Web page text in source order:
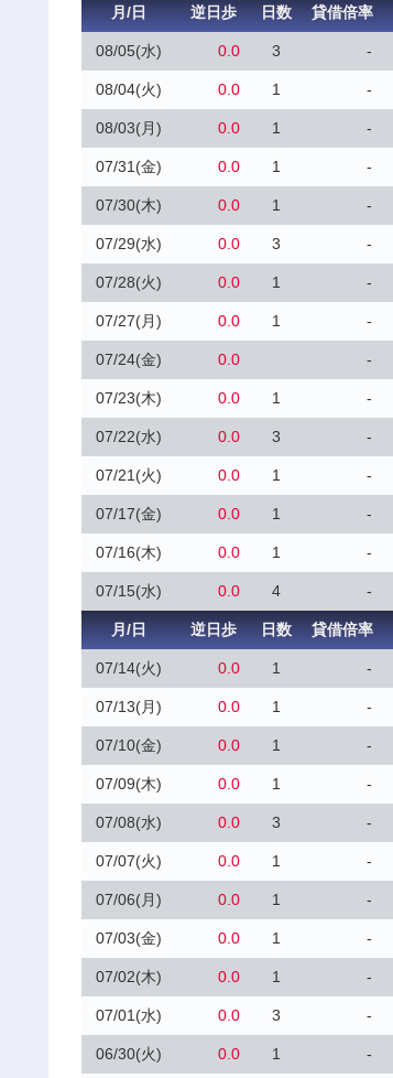
月/日 逆日歩 日数 貸借倍率
08/05(水) 0.0 3 -
08/04(火) 0.0 1 -
08/03(月) 0.0 1 -
07/31(金) 0.0 1 -
07/30(木) 0.0 1 -
07/29(水) 0.0 3 -
07/28(火) 0.0 1 -
07/27(月) 0.0 1 -
07/24(金) 0.0 -
07/23(木) 0.0 1 -
07/22(水) 0.0 3 -
07/21(火) 0.0 1 -
07/17(金) 0.0 1 -
07/16(木) 0.0 1 -
07/15(水) 0.0 4 -
月/日 逆日歩 日数 貸借倍率
07/14(火) 0.0 1 -
07/13(月) 0.0 1 -
07/10(金) 0.0 1 -
07/09(木) 0.0 1 -
07/08(水) 0.0 3 -
07/07(火) 0.0 1 -
07/06(月) 0.0 1 -
07/03(金) 0.0 1 -
07/02(木) 0.0 1 -
07/01(水) 0.0 3 -
06/30(火) 0.0 1 -